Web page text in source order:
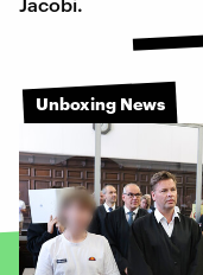
Unboxing News